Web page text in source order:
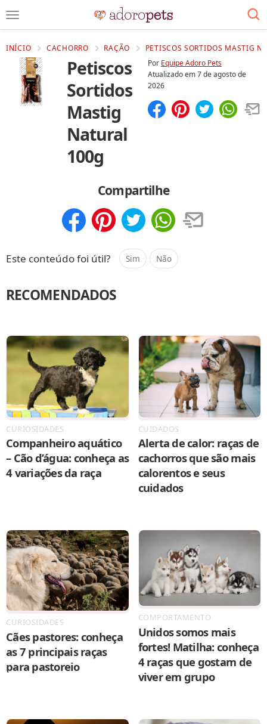
INÍCIO CACHORRO RAÇÃO PETISCOS SORTIDOS MASTIG
Petiscos
Sortidos
Mastig
Natural
100g
Por Equipe Adoro Pets
Atualizado em7 de agosto de
2026
Compartilhe
Este conteúdo foi útil? Sim Não
RECOMENDADOS
CURIOSIDADES
Companheiro aquático
– Cão d’água: conheça as
4 variações da raça
CUIDADOS
Alerta de calor: raças de
cachorros que são mais
calorentos e seus
cuidados
CURIOSIDADES
Cães pastores: conheça
as 7 principais raças
para pastoreio
COMPORTAMENTO
Unidos somos mais
fortes! Matilha: conheça
4 raças que gostam de
viver em grupo